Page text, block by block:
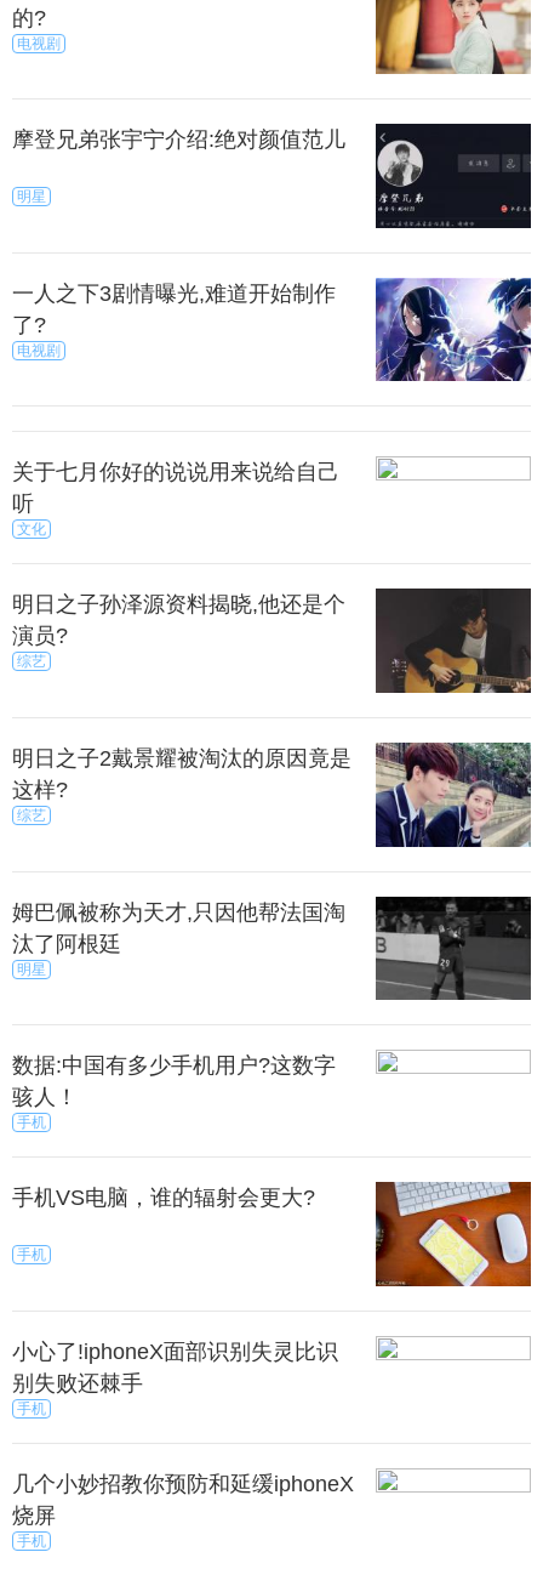
面看上去，荣耀畅玩7X的屏占比相当客观，两侧
边框较窄，上下额头也控制在了一个很小的范围内。
将其和苹果iPhone8Plus放在一起可以看到。
上一篇 下一页
来源：秀目号 秀目网 /科技 /手机
的?
电视剧
摩登兄弟张宇宁介绍:绝对颜值范儿
明星
一人之下3剧情曝光,难道开始制作
了?
电视剧
关于七月你好的说说用来说给自己
听
文化
明日之子孙泽源资料揭晓,他还是个
演员?
综艺
明日之子2戴景耀被淘汰的原因竟是
这样?
综艺
姆巴佩被称为天才,只因他帮法国淘
汰了阿根廷
明星
数据:中国有多少手机用户?这数字
骇人！
手机
手机VS电脑，谁的辐射会更大?
手机
小心了!iphoneX面部识别失灵比识
别失败还棘手
手机
几个小妙招教你预防和延缓iphoneX
烧屏
手机